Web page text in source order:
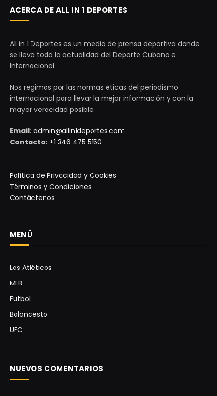
ACERCA DE ALL IN 1 DEPORTES
All in 1 Deportes es un medio de prensa deportiva donde
se lleva toda la actualidad del Deporte Cubano e
Internacional.
Nos regimos por las normas éticas del periodismo
internacional para llevar la mejor información y con la
mayor veracidad posible.
Email: admin@allin1deportes.com
Contacto: +1 346 475 5150
Política de Privacidad y Cookies
Términos y Condiciones
Contáctenos
MENÚ
Los Atléticos
MLB
Futbol
Baloncesto
UFC
NUEVOS COMENTARIOS